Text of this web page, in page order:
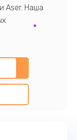
Aser. Наша
и
ремонт с
а
на